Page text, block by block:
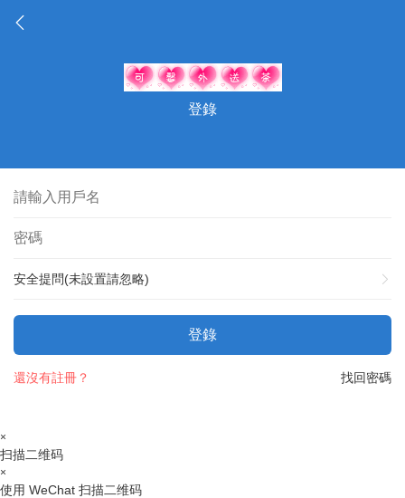
登錄
安全提問(未設置請忽略)
登錄
找回密碼
還沒有註冊？
×
扫描二维码
×
使用 WeChat 扫描二维码